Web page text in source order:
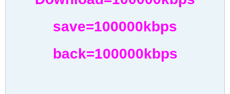
save=100000kbps
back=100000kbps